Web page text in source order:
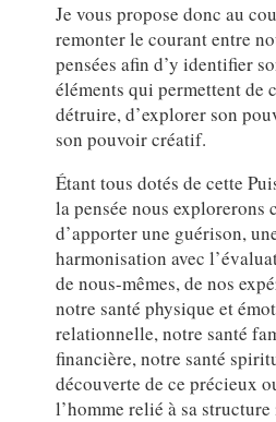
Je vous propose donc au
remonter le courant entre
pensées afin d’y identifier
éléments qui permettent de
détruire, d’explorer son
son pouvoir créatif.
Étant tous dotés de cette
la pensée nous explorerons
d’apporter une guérison,
harmonisation avec
de nous-mêmes, de nos
notre santé physique et
relationnelle, notre santé
financière, notre santé
découverte de ce précieux
l’homme relié à sa